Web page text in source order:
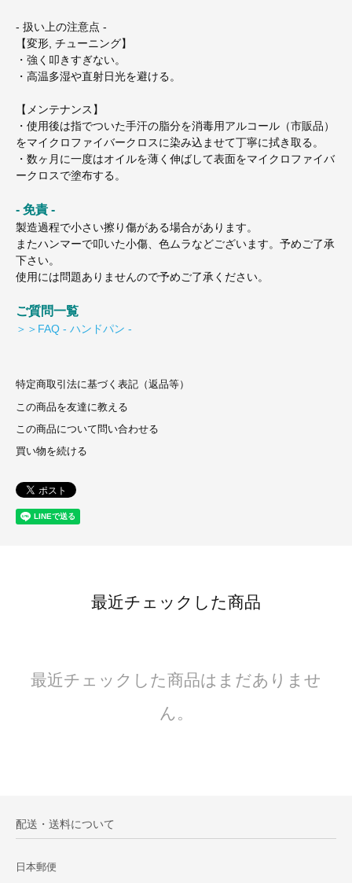
- 扱い上の注意点 -
【変形, チューニング】
・強く叩きすぎない。
・高温多湿や直射日光を避ける。
【メンテナンス】
・使用後は指でついた手汗の脂分を消毒用アルコール（市販品）
をマイクロファイバークロスに染み込ませて丁寧に拭き取る。
・数ヶ月に一度はオイルを薄く伸ばして表面をマイクロファイバ
ークロスで塗布する。
- 免責 -
製造過程で小さい擦り傷がある場合があります。
またハンマーで叩いた小傷、色ムラなどございます。予めご了承
下さい。
使用には問題ありませんので予めご了承ください。
ご質問一覧
＞＞FAQ - ハンドパン -
特定商取引法に基づく表記（返品等）
この商品を友達に教える
この商品について問い合わせる
買い物を続ける
最近チェックした商品
最近チェックした商品はまだありませ
ん。
配送・送料について
日本郵便